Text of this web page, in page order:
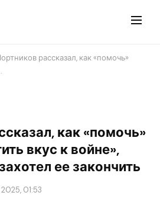
рассказал, как «помочь»
как «помочь»
вкус к войне»,
ее закончить
01:53